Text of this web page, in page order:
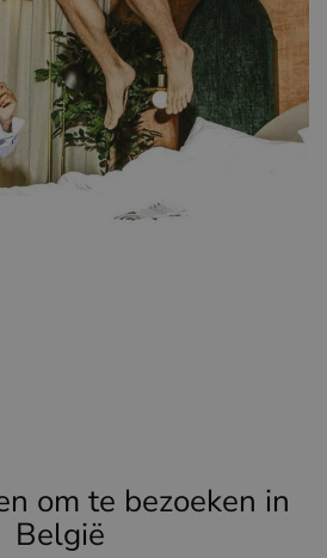
om te bezoeken in
België